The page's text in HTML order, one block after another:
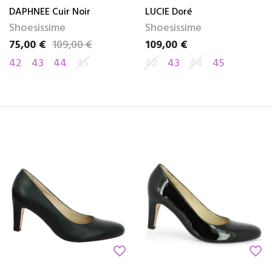
DAPHNEE Cuir Noir
Shoesissime
Prix
75,00 €
Prix de base109,00 €
42
43 44 45
LUCIE Doré
Shoesissime
Prix
109,00 €
42
43 44 45
favorite_border favorite_border